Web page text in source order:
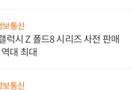
보통신
럭시 Z 폴드8 시리즈 사전 판매
대 최대
보통신